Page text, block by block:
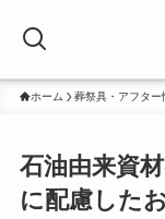
ホーム 葬祭具・アフター
石油由来資
に配慮した